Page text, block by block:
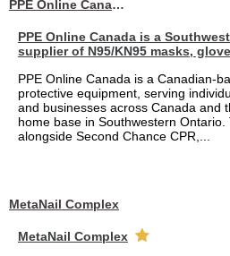
PPE Online Canada – Bulk PPE Supplier | N95, Gloves, Masks & Medical Supplies
PPE Online Canada is a
supplier of N95/KN95 masks,
PPE Online Canada is a Canadian-
protective equipment, serving
and businesses across Canada and
home base in Southwestern
alongside Second Chance CPR,...
MetaNail Complex
MetaNail Complex